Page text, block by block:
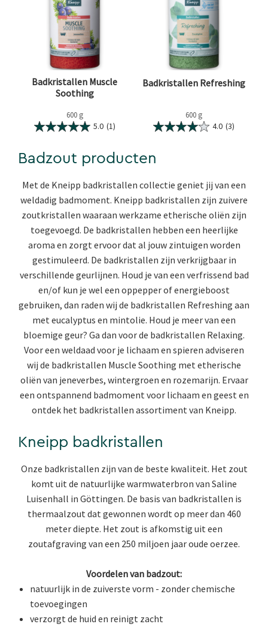
Badkristallen Muscle
Soothing
600 g
5.0 (1)
Badkristallen Refreshing
600 g
4.0 (3)
Badzout producten
Met de Kneipp badkristallen collectie geniet jij van een
weldadig badmoment. Kneipp badkristallen zijn zuivere
zoutkristallen waaraan werkzame etherische oliën zijn
toegevoegd. De badkristallen hebben een heerlijke
aroma en zorgt ervoor dat al jouw zintuigen worden
gestimuleerd. De badkristallen zijn verkrijgbaar in
verschillende geurlijnen. Houd je van een verfrissend bad
en/of kun je wel een oppepper of energieboost
gebruiken, dan raden wij de badkristallen Refreshing aan
met eucalyptus en mintolie. Houd je meer van een
bloemige geur? Ga dan voor de badkristallen Relaxing.
Voor een weldaad voor je lichaam en spieren adviseren
wij de badkristallen Muscle Soothing met etherische
oliën van jeneverbes, wintergroen en rozemarijn. Ervaar
een ontspannend badmoment voor lichaam en geest en
ontdek het badkristallen assortiment van Kneipp.
Kneipp badkristallen
Onze badkristallen zijn van de beste kwaliteit. Het zout
komt uit de natuurlijke warmwaterbron van Saline
Luisenhall in Göttingen. De basis van badkristallen is
thermaalzout dat gewonnen wordt op meer dan 460
meter diepte. Het zout is afkomstig uit een
zoutafgraving van een 250 miljoen jaar oude oerzee.
Voordelen van badzout:
natuurlijk in de zuiverste vorm - zonder chemische
toevoegingen
verzorgt de huid en reinigt zacht